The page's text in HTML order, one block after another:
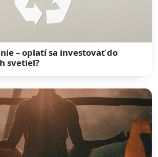
– oplatí sa investovať do
svetiel?